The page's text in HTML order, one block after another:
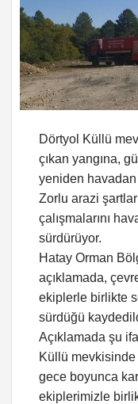
Dörtyol Küllü
çıkan yangına,
yeniden
Zorlu arazi
çalışmalarını
sürdürüyor.
Hatay Orman
açıklamada,
ekiplerle birlikte
sürdüğü
Açıklamada şu
Küllü mevkisinde
gece boyunca
ekiplerimizle